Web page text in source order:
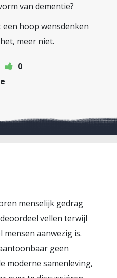
van dementie?
hoop wensdenken
meer niet.
0
menselijk gedrag
vellen terwijl
mensen aanwezig is.
geen
moderne samenleving,